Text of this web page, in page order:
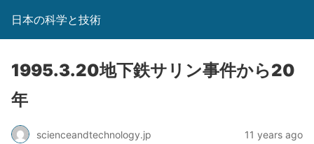
日本の科学と技術
1995.3.20地下鉄サリン事件から20
年
scienceandtechnology.jp 11 years ago